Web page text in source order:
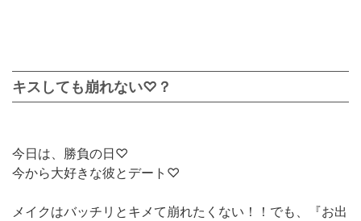
キスしても崩れない♡？
今日は、勝負の日♡
今から大好きな彼とデート♡
メイクはバッチリとキメて崩れたくない！！でも、『お出